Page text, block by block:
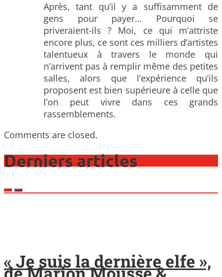
Après, tant qu’il y a suffisamment de
gens pour payer… Pourquoi se
priveraient-ils ? Moi, ce qui m’attriste
encore plus, ce sont ces milliers d’artistes
talentueux à travers le monde qui
n’arrivent pas à remplir même des petites
salles, alors que l’expérience qu’ils
proposent est bien supérieure à celle que
l’on peut vivre dans ces grands
rassemblements.
Comments are closed.
Derniers articles
« Je suis la dernière elfe »,